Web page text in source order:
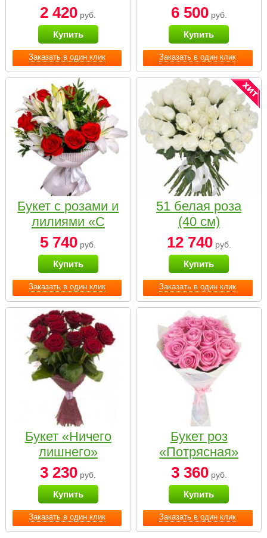
Заказать в один клик
2 420 руб.
Купить
Заказать в один клик
6 500руб.
Купить
Заказать в один клик
Букет с розами и
лилиями «С
наилучшими
пожеланиями»
5 740 руб.
Купить
Заказать в один клик
51 белая роза
(40 см)
12 740руб.
Купить
Заказать в один клик
Букет «Ничего
лишнего»
3 230 руб.
Купить
Заказать в один клик
Букет роз
«Потрясная»
3 360руб.
Купить